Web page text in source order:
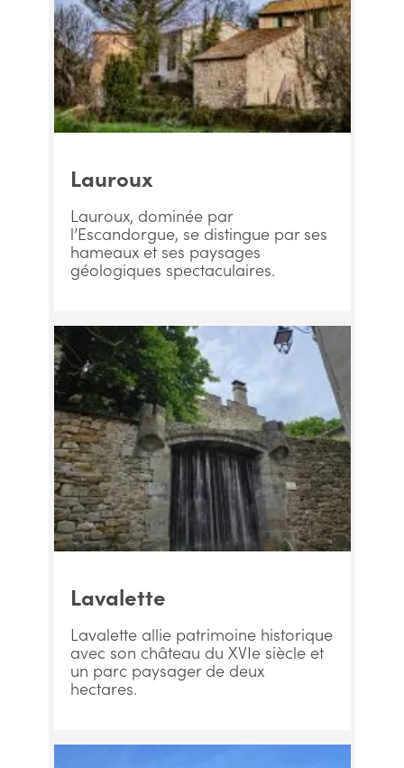
Lauroux
Lauroux, dominée par
l’Escandorgue, se distingue par ses
hameaux et ses paysages
géologiques spectaculaires.
Lavalette
Lavalette allie patrimoine historique
avec son château du XVIe siècle et
un parc paysager de deux
hectares.